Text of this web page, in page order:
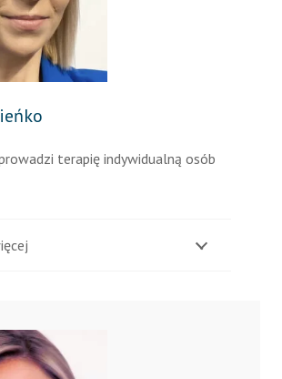
terapię indywidualną osób